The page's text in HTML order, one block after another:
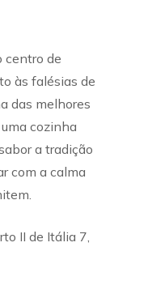
centro de
às falésias de
das melhores
cozinha
a tradição
com a calma
II de Itália 7,